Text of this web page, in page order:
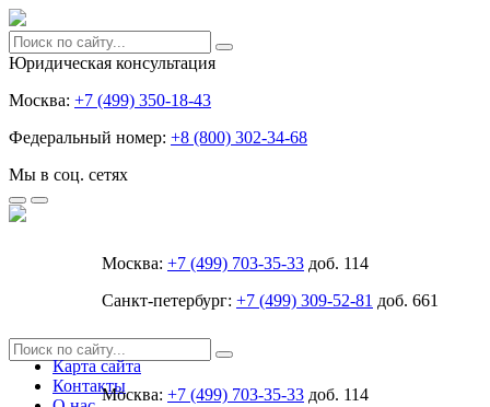
Юридическая консультация
Москва: +7 (499) 350-18-43
Федеральный номер: +8 (800) 302-34-68
Мы в соц. сетях
Москва: +7 (499) 703-35-33 доб. 114
Санкт-петербург: +7 (499) 309-52-81 доб. 661
Карта сайта
КонтактыМосква: +7 (499) 703-35-33 доб. 114